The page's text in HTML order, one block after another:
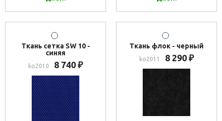
Ткань сетка SW 10 -
синяя
ko2010 8 740 ₽
Ткань флок - черный
ko2011 8 290 ₽